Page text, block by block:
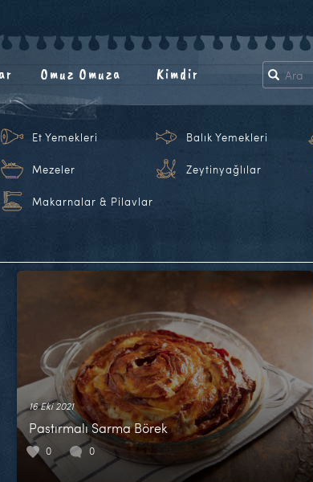
Omuz Omuza Kimdir
Et Yemekleri Balık Yemekleri
Mezeler Zeytinyağlılar
Makarnalar & Pilavlar
16 Eki 2021
Pastırmalı Sarma Börek
0 0